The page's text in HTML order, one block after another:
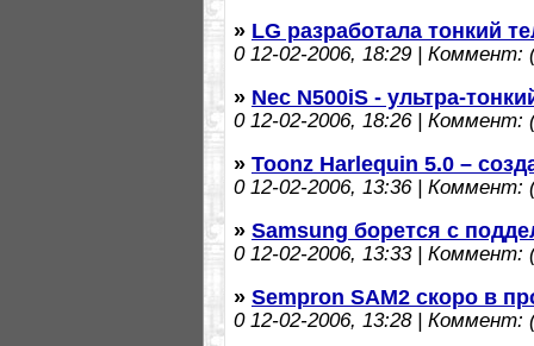
» LG разработала тонкий
012-02-2006, 18:29 | Коммент:
» Nec N500iS - ультра-
012-02-2006, 18:26 | Коммент:
» Toonz Harlequin 5.0 –
012-02-2006, 13:36 | Коммент:
» Samsung борется с
012-02-2006, 13:33 | Коммент:
» Sempron SAM2 скоро в
012-02-2006, 13:28 | Коммент: